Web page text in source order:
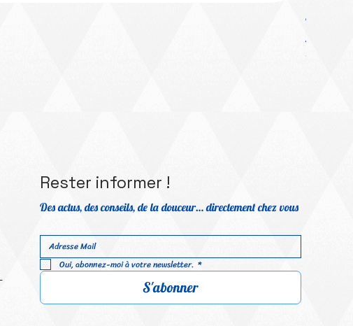
Platinum
À partir
Prix
TVA Incluse
Rester informer !
Des actus, des conseils, de la douceur… directement chez vous
Oui, abonnez-moi à votre newsletter. *
S'abonner